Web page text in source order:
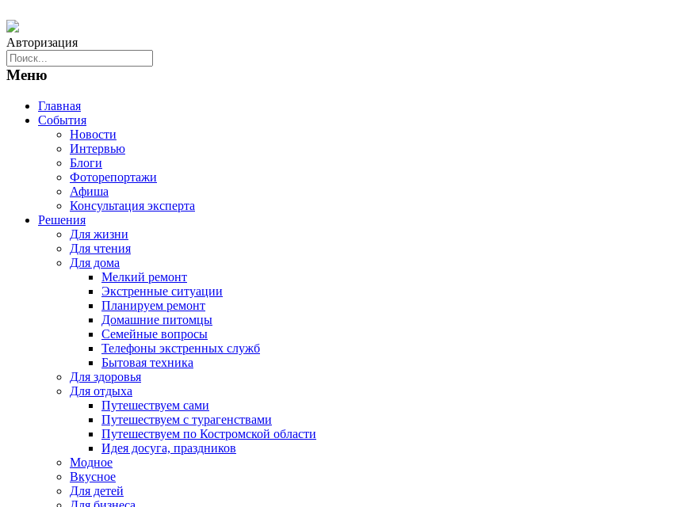
Авторизация
Меню
Главная
События
Новости
Интервью
Блоги
Фоторепортажи
Афиша
Консультация эксперта
Решения
Для жизни
Для чтения
Для дома
Мелкий ремонт
Экстренные ситуации
Планируем ремонт
Домашние питомцы
Семейные вопросы
Телефоны экстренных служб
Бытовая техника
Для здоровья
Для отдыха
Путешествуем сами
Путешествуем с турагенствами
Путешествуем по Костромской области
Идея досуга, праздников
Модное
Вкусное
Для детей